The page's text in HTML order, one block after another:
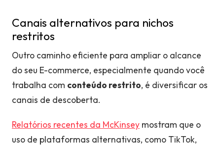
Canais alternativos para nichos
restritos
Outro caminho eficiente para ampliar o alcance
do seu E-commerce, especialmente quando você
trabalha com conteúdo restrito, é diversificar os
canais de descoberta.
Relatórios recentes da McKinsey mostram que o
uso de plataformas alternativas, como TikTok,